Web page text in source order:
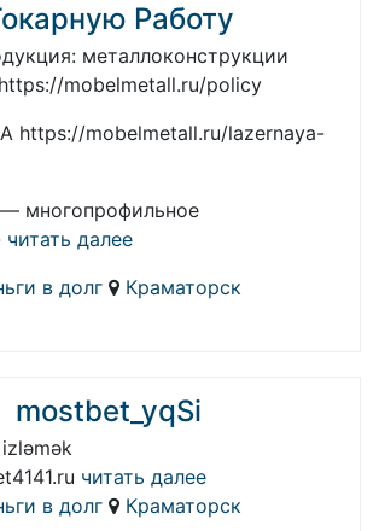
Работу
металлоконструкции
mobelmetall.ru/policy
https://mobelmetall.ru/lazernaya-
многопрофильное
читать далее
в долг
Краматорск
mostbet_yqSi
читать далее
в долг
Краматорск